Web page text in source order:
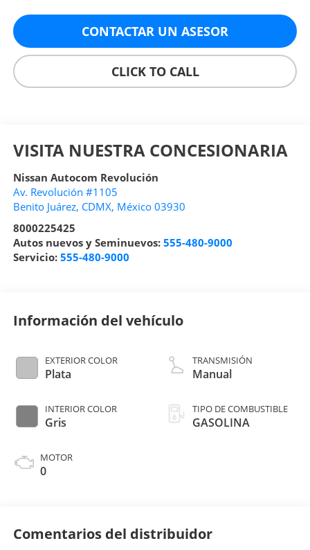
CONTACTAR UN ASESOR
CLICK TO CALL
VISITA NUESTRA CONCESIONARIA
Nissan Autocom Revolución
Av. Revolución #1105
Benito Juárez, CDMX, México 03930
8000225425
Autos nuevos y Seminuevos: 555-480-9000
Servicio: 555-480-9000
Información del vehículo
EXTERIOR COLOR
Plata
INTERIOR COLOR
Gris
MOTOR
0
TRANSMISIÓN
Manual
TIPO DE COMBUSTIBLE
GASOLINA
Comentarios del distribuidor